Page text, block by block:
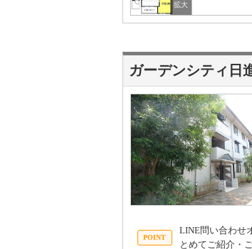
ガーデンシティ日
LINE問い合わせ
とめてご紹介・